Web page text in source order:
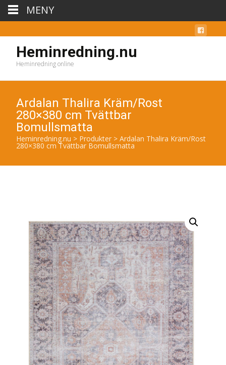
Heminredning.nu
Heminredning online
Ardalan Thalira Kräm/Rost
280×380 cm Tvättbar
Bomullsmatta
Heminredning.nu > Produkter > Ardalan Thalira Kräm/Rost
280×380 cm Tvättbar Bomullsmatta
MENY